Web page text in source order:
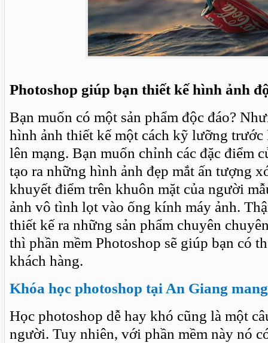
Photoshop giúp bạn thiết kế hình ảnh
Bạn muốn có một sản phẩm độc đáo?
hình ảnh thiết kế một cách kỹ lưỡng trước
lên mạng. Bạn muốn chỉnh các đặc điểm
tạo ra những hình ảnh đẹp mắt ấn tượng
khuyết điểm trên khuôn mặt của người
ảnh vô tình lọt vào ống kính máy ảnh.
thiết kế ra những sản phẩm chuyên
thì phần mềm Photoshop sẽ giúp bạn có
khách hàng.
Khóa học photoshop tại An Giang
Học photoshop dễ hay khó cũng là một
người. Tuy nhiên, với phần mềm này nó